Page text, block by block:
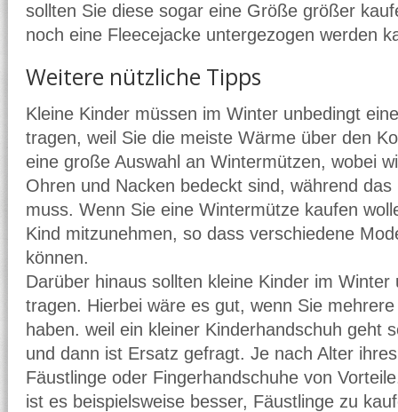
sollten Sie diese sogar eine Größe größer
noch eine Fleecejacke untergezogen werden
Weitere nützliche Tipps
Kleine Kinder müssen im Winter unbedingt
tragen, weil Sie die meiste Wärme über den
eine große Auswahl an Wintermützen, wobei
Ohren und Nacken bedeckt sind, während
muss. Wenn Sie eine Wintermütze kaufen
Kind mitzunehmen, so dass verschiedene
können.
Darüber hinaus sollten kleine Kinder im Winter
tragen. Hierbei wäre es gut, wenn Sie
haben. weil ein kleiner Kinderhandschuh geht
und dann ist Ersatz gefragt. Je nach Alter
Fäustlinge oder Fingerhandschuhe von
ist es beispielsweise besser, Fäustlinge zu